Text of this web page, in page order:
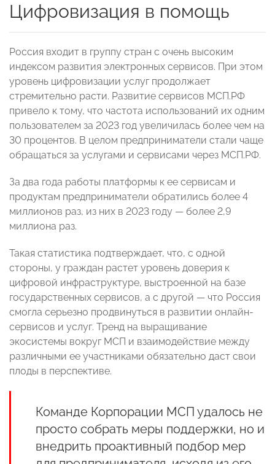
Цифровизация в помощь
Россия входит в группу стран с очень высоким
индексом развития электронных сервисов. При этом
уровень цифровизации услуг продолжает
стремительно расти. Развитие сервисов МСП.РФ
привело к тому, что частота использований их одним
пользователем за 2023 год увеличилась более чем на
30 процентов. В целом предприниматели стали чаще
обращаться за услугами и сервисами через МСП.РФ.
За два года работы платформы к ее сервисам и
продуктам предприниматели обратились более 4
миллионов раз, из них в 2023 году — более 2,9
миллиона раз.
Такая статистика подтверждает, что, с одной
стороны, у граждан растет уровень доверия к
цифровой инфраструктуре, выстроенной на базе
государственных сервисов, а с другой — что Россия
смогла серьезно продвинуться в развитии онлайн-
сервисов и услуг. Тренд на выращивание
экосистемы вокруг МСП и взаимодействие между
различными ее участниками обязательно даст свои
плоды в перспективе.
Команде Корпорации МСП удалось не
просто собрать меры поддержки, но и
внедрить проактивный подбор мер